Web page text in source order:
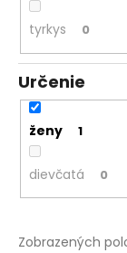
tyrkys 0
Určenie
ženy 1
dievčatá 0
Zobrazených